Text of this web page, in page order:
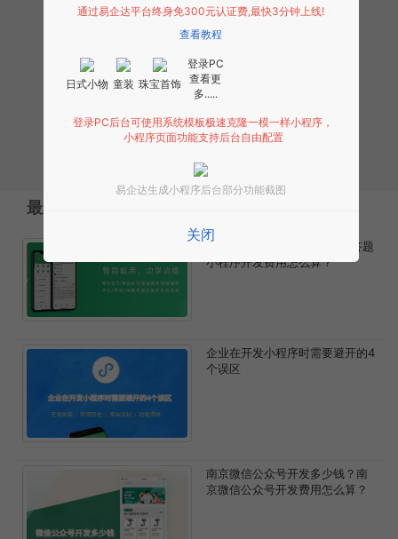
最新文章
答题小程序开发需要多少钱?答题
小程序开发费用怎么算？
企业在开发小程序时需要避开的4
个误区
南京微信公众号开发多少钱？南
京微信公众号开发费用怎么算？
通过易企达平台终身免300元认证费,最快3分钟上线!
查看教程
日式小物 童装 珠宝首饰
登录PC
查看更
多.....
登录PC后台可使用系统模板极速克隆一模一样小程序，
小程序页面功能支持后台自由配置
易企达生成小程序后台部分功能截图
关闭